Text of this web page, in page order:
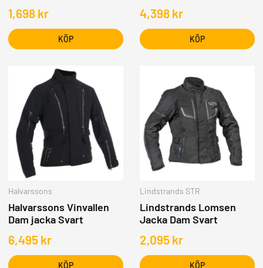
1,698 kr
KÖP
4,398 kr
KÖP
Halvarssons
Halvarssons Vinvallen
Dam jacka Svart
6,495 kr
KÖP
Lindstrands STR
Lindstrands Lomsen
Jacka Dam Svart
2,095 kr
KÖP